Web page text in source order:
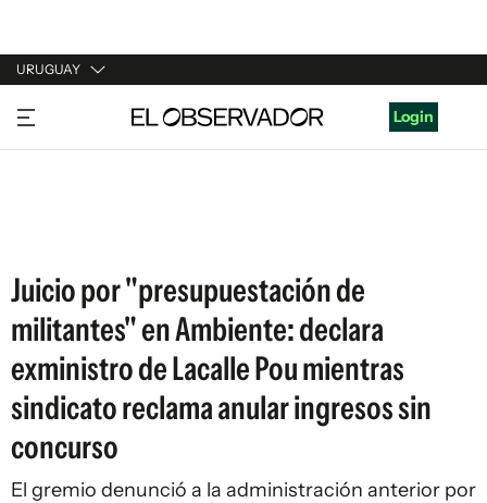
URUGUAY
URUGUAY
ARGENTINA
Login
Juicio por "presupuestación de
militantes" en Ambiente: declara
exministro de Lacalle Pou mientras
sindicato reclama anular ingresos sin
concurso
El gremio denunció a la administración anterior por